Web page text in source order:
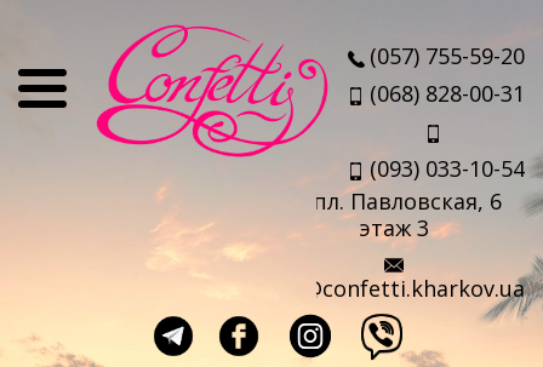
Отзывы
Выезд агента
(057) 755-59-20
(068) 828-00-31
(093) 033-10-54
пл. Павловская, 6
этаж 3
info@confetti.kharkov.ua